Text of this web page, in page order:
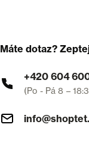
Máte dotaz?
+420 604
(Po - Pá 8 –